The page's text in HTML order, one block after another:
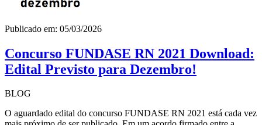
Publicado em: 05/03/2026
Concurso FUNDASE RN 2021 Download:
Edital Previsto para Dezembro!
BLOG
O aguardado edital do concurso FUNDASE RN 2021 está cada vez